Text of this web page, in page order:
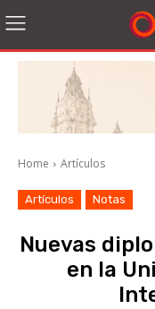
Home Artículos
Artículos Notas
Nuevas
en la